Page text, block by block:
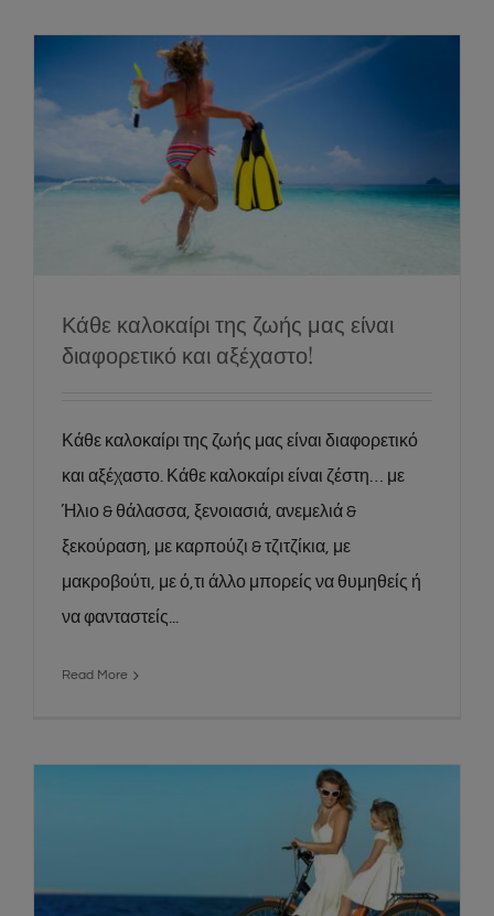
Κάθε καλοκαίρι της ζωής μας είναι
διαφορετικό και αξέχαστο!
Κάθε καλοκαίρι της ζωής μας είναι
διαφορετικό και αξέχαστο!
Κάθε καλοκαίρι της ζωής μας είναι διαφορετικό
και αξέχαστο. Κάθε καλοκαίρι είναι ζέστη… με
Ήλιο & θάλασσα, ξενοιασιά, ανεμελιά &
ξεκούραση, με καρπούζι & τζιτζίκια, με
μακροβούτι, με ό,τι άλλο μπορείς να θυμηθείς ή
να φανταστείς...
Read More
Καυτό καλοκαίρι με μοναδικές